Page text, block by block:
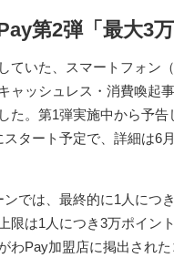
第2弾「最大3
ていた、スマートフォン
ャッシュレス・消費喚起
た。第1弾実施中から予
スタート予定で、詳細は6
では、最終的に1人につ
限は1人につき3万ポイン
わPay加盟店に掲出され